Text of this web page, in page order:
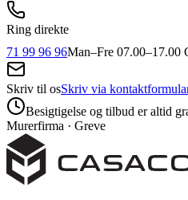
Ring direkte
71 99 96 96Man–Fre 07.00–17.00
Skriv til osSkriv via
Besigtigelse og tilbud er altid
Murerfirma · Greve